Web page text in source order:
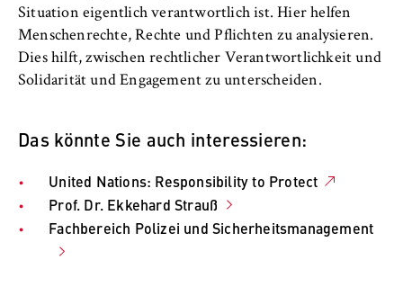
Situation eigentlich verantwortlich ist. Hier helfen
Menschenrechte, Rechte und Pflichten zu analysieren.
Dies hilft, zwischen rechtlicher Verantwortlichkeit und
Solidarität und Engagement zu unterscheiden.
Das könnte Sie auch interessieren:
United Nations: Responsibility to Protect
Prof. Dr. Ekkehard Strauß
Fachbereich Polizei und Sicherheitsmanagement